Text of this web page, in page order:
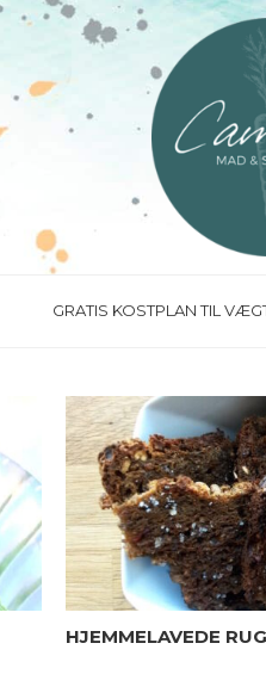
GRATIS KOSTPLAN TIL
HJEMMELAVEDE